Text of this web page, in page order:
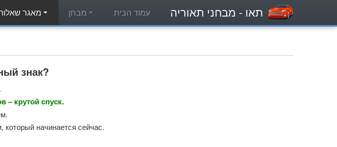
תאו - מבחני תאוריה עמוד הבית
знак?
– крутой спуск.
начинается сейчас.